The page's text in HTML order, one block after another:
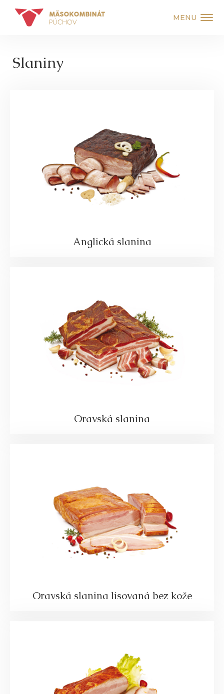
MENU
Slaniny
Anglická slanina
Oravská slanina
Oravská slanina lisovaná bez kože